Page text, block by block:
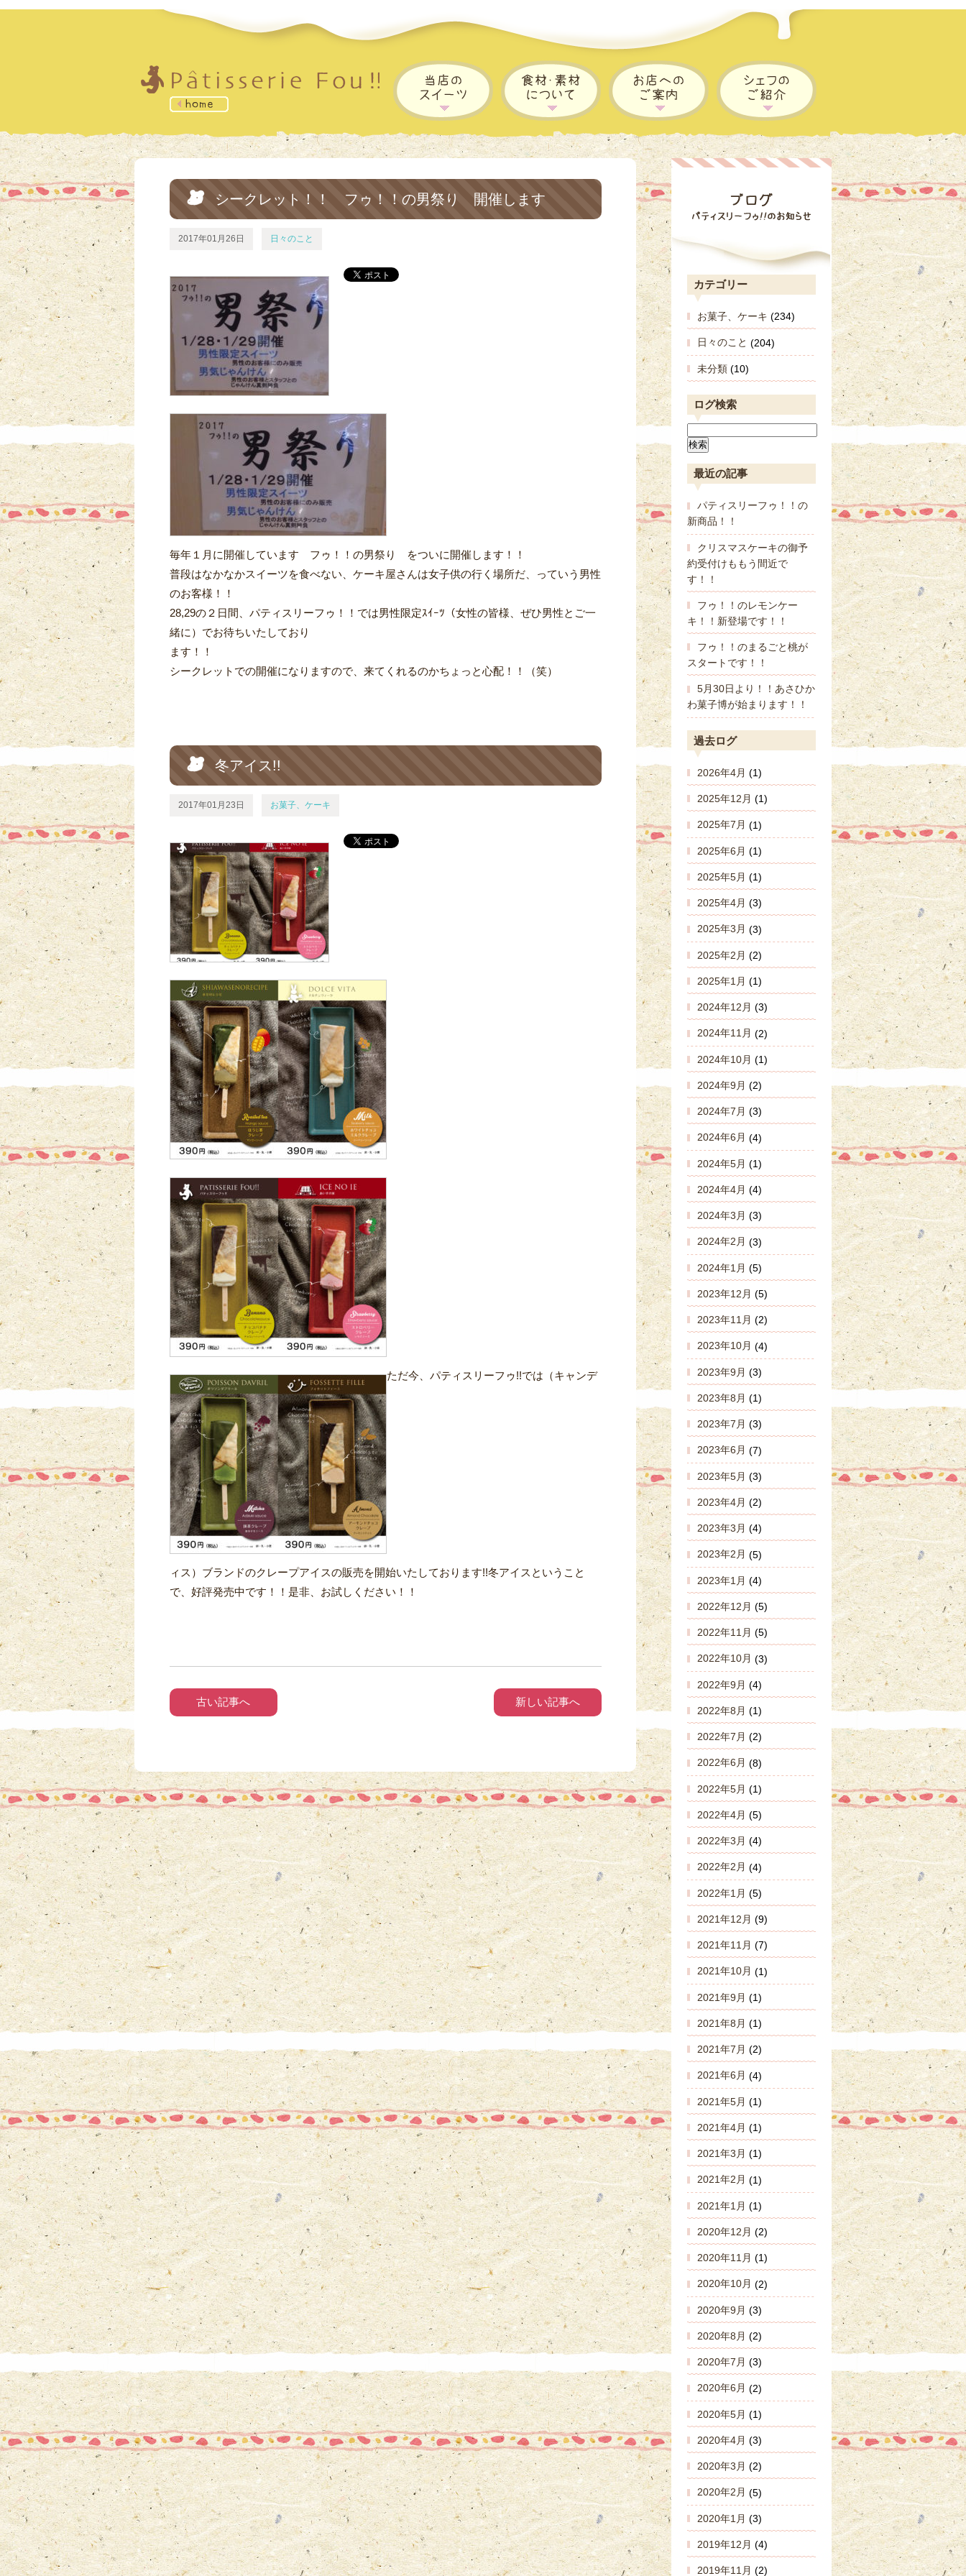
シークレット！！ フゥ！！の男祭り 開催します
2017年01月26日 日々のこと
毎年１月に開催しています フゥ！！の男祭り をついに開催します！！
普段はなかなかスイーツを食べない、ケーキ屋さんは女子供の行く場所だ、っていう男性
のお客様！！
28,29の２日間、パティスリーフゥ！！では男性限定ｽｲｰﾂ（女性の皆様、ぜひ男性とご一
緒に）でお待ちいたしており
ます！！
シークレットでの開催になりますので、来てくれるのかちょっと心配！！（笑）
冬アイス!!
2017年01月23日 お菓子、ケーキ
ただ今、パティスリーフゥ!!では（キャンデ
ィス）ブランドのクレープアイスの販売を開始いたしております!!冬アイスということ
で、好評発売中です！！是非、お試しください！！
古い記事へ 新しい記事へ
カテゴリー
お菓子、ケーキ (234)
日々のこと (204)
未分類 (10)
ログ検索
最近の記事
パティスリーフゥ！！の
新商品！！
クリスマスケーキの御予
約受付けももう間近で
す！！
フゥ！！のレモンケー
キ！！新登場です！！
フゥ！！のまるごと桃が
スタートです！！
5月30日より！！あさひか
わ菓子博が始まります！！
過去ログ
2026年4月 (1)
2025年12月 (1)
2025年7月 (1)
2025年6月 (1)
2025年5月 (1)
2025年4月 (3)
2025年3月 (3)
2025年2月 (2)
2025年1月 (1)
2024年12月 (3)
2024年11月 (2)
2024年10月 (1)
2024年9月 (2)
2024年7月 (3)
2024年6月 (4)
2024年5月 (1)
2024年4月 (4)
2024年3月 (3)
2024年2月 (3)
2024年1月 (5)
2023年12月 (5)
2023年11月 (2)
2023年10月 (4)
2023年9月 (3)
2023年8月 (1)
2023年7月 (3)
2023年6月 (7)
2023年5月 (3)
2023年4月 (2)
2023年3月 (4)
2023年2月 (5)
2023年1月 (4)
2022年12月 (5)
2022年11月 (5)
2022年10月 (3)
2022年9月 (4)
2022年8月 (1)
2022年7月 (2)
2022年6月 (8)
2022年5月 (1)
2022年4月 (5)
2022年3月 (4)
2022年2月 (4)
2022年1月 (5)
2021年12月 (9)
2021年11月 (7)
2021年10月 (1)
2021年9月 (1)
2021年8月 (1)
2021年7月 (2)
2021年6月 (4)
2021年5月 (1)
2021年4月 (1)
2021年3月 (1)
2021年2月 (1)
2021年1月 (1)
2020年12月 (2)
2020年11月 (1)
2020年10月 (2)
2020年9月 (3)
2020年8月 (2)
2020年7月 (3)
2020年6月 (2)
2020年5月 (1)
2020年4月 (3)
2020年3月 (2)
2020年2月 (5)
2020年1月 (3)
2019年12月 (4)
2019年11月 (2)